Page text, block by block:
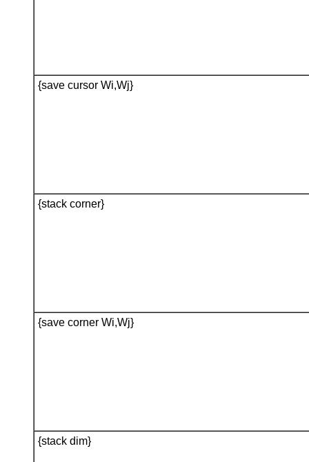
{save cursor Wi,Wj}
{stack corner}
{save corner Wi,Wj}
{stack dim}